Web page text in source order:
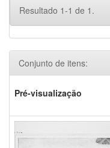
Resultado 1-1 de 1.
Conjunto de itens:
Pré-visualização